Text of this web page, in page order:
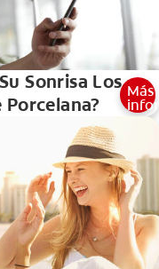
Sonrisa Los Más